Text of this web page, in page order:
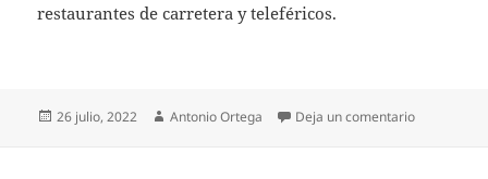
restaurantes de carretera y teleféricos.
Publicado
26 julio, 2022 Autor
Antonio Ortega Deja un comentarioen